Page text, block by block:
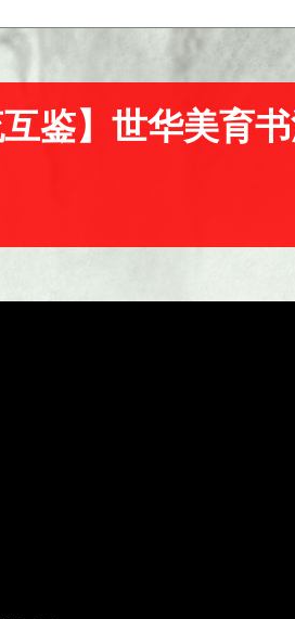
互鉴】世华美育